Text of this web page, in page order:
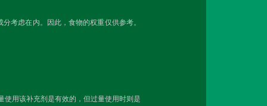
考虑在内。因此，食物的权重仅供参考。
使用该补充剂是有效的，但过量使用时则是